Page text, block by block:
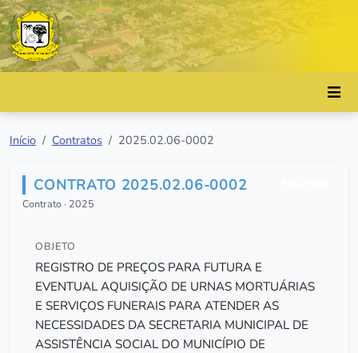
Início Contratos 2025.02.06-0002
CONTRATO 2025.02.06-0002
Contrato · 2025
OBJETO
REGISTRO DE PREÇOS PARA FUTURA E
EVENTUAL AQUISIÇÃO DE URNAS MORTUÁRIAS
E SERVIÇOS FUNERAIS PARA ATENDER AS
NECESSIDADES DA SECRETARIA MUNICIPAL DE
ASSISTÊNCIA SOCIAL DO MUNICÍPIO DE